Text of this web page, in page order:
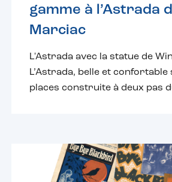
gamme à l’Astrada
Marciac
L'Astrada avec la statue de
L’Astrada, belle et confortable
places construite à deux pas